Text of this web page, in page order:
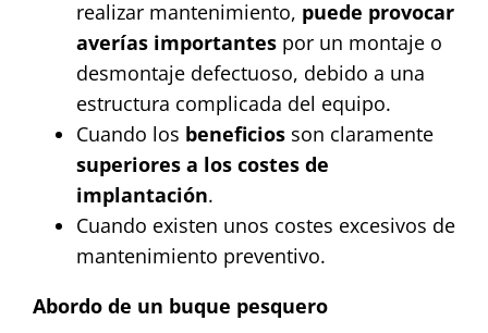
realizar mantenimiento, puede provocar
averías importantespor un montaje o
desmontaje defectuoso, debido a una
estructura complicada del equipo.
Cuando los beneficiosson claramente
superiores a los costes de
implantación.
Cuando existen unos costes excesivos de
mantenimiento preventivo.
Abordo de un buque pesquero